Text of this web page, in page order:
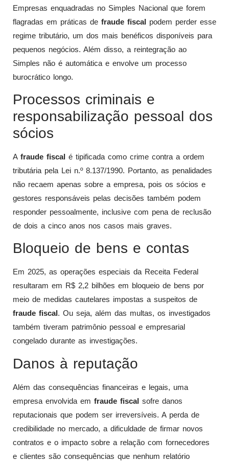
Empresas enquadradas no Simples Nacional que forem
flagradas em práticas de fraude fiscal podem perder esse
regime tributário, um dos mais benéficos disponíveis para
pequenos negócios. Além disso, a reintegração ao
Simples não é automática e envolve um processo
burocrático longo.
Processos criminais e
responsabilização pessoal dos
sócios
A fraude fiscal é tipificada como crime contra a ordem
tributária pela Lei n.º 8.137/1990. Portanto, as penalidades
não recaem apenas sobre a empresa, pois os sócios e
gestores responsáveis pelas decisões também podem
responder pessoalmente, inclusive com pena de reclusão
de dois a cinco anos nos casos mais graves.
Bloqueio de bens e contas
Em 2025, as operações especiais da Receita Federal
resultaram em R$ 2,2 bilhões em bloqueio de bens por
meio de medidas cautelares impostas a suspeitos de
fraude fiscal. Ou seja, além das multas, os investigados
também tiveram patrimônio pessoal e empresarial
congelado durante as investigações.
Danos à reputação
Além das consequências financeiras e legais, uma
empresa envolvida em fraude fiscal sofre danos
reputacionais que podem ser irreversíveis. A perda de
credibilidade no mercado, a dificuldade de firmar novos
contratos e o impacto sobre a relação com fornecedores
e clientes são consequências que nenhum relatório